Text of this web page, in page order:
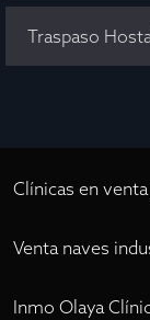
Traspaso
Clínicas en
Venta naves
Inmo Olaya